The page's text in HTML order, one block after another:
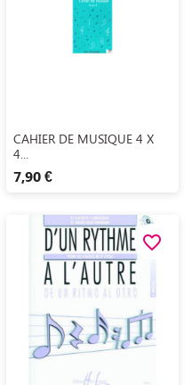
 Aperçu rapide
CAHIER DE MUSIQUE 4 X
4...
7,90 €
favorite_border